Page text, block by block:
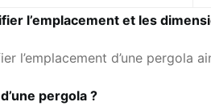
l’emplacement et les
l’emplacement d’une pergola
pergola ?